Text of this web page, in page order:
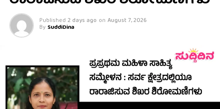
Published 2 days ago on August 7, 2026
By SuddiDina